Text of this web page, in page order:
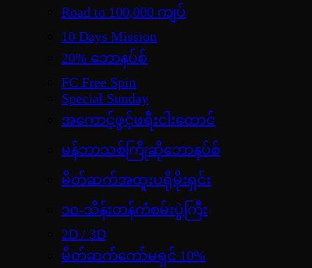
Road to 100,000 ကျပ်
10 Days Mission
20% ဘောနပ်စ်
FC Free Spin
Special Sunday
အကောင့်ဖွင့်ဖရီးငါးထောင်
မန်ဘာသစ်ကြိုဆိုဘောနပ်စ်
မိတ်ဆက်အထူးပရိုမိုးရှင်း
၁၀-သိန်းတန်ကံစမ်းပွဲကြီး
2D / 3D
မိတ်ဆက်ကော်မရှင် 10%